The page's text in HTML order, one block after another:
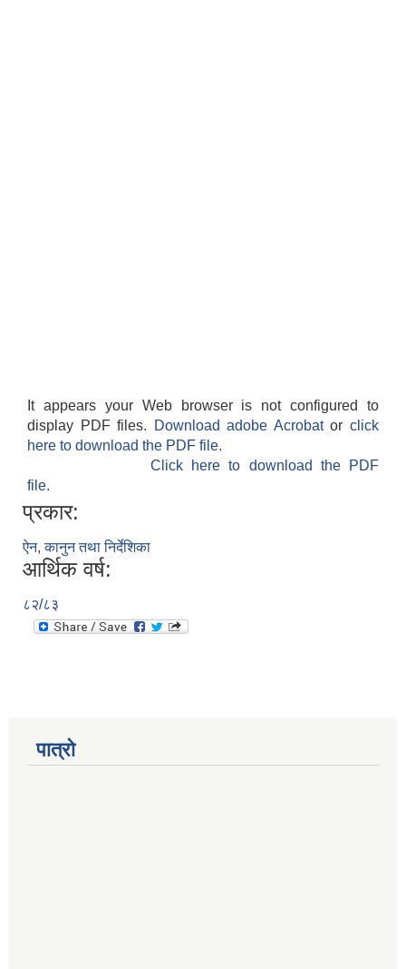
It appears your Web browser is not configured to
display PDF files.
Download adobe Acrobatorclick
here to download the PDF file.
Click here to download the PDF
file.
प्रकार:
ऐन, कानुन तथा निर्देशिका
आर्थिक वर्ष:
८२/८३
पात्रो